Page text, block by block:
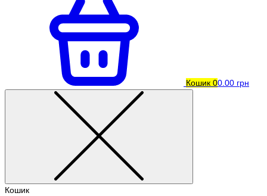
Кошик 00.00 грн
Кошик